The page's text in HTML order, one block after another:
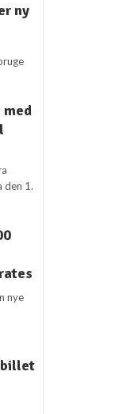
ny
med
den 1.
nye